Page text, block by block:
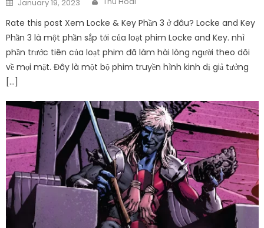
on
January 19, 2023
Rate this post Xem Locke & Key Phần 3 ở đâu? Locke and Key
Phần 3 là một phần sắp tới của loạt phim Locke and Key. nhì
phần trước tiên của loạt phim đã làm hài lòng người theo dõi
về mọi mặt. Đây là một bộ phim truyền hình kinh dị giả tưởng
[…]